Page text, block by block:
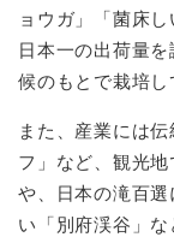
ョウガ」「菌床
日本一の出荷量
候のもとで栽培し
また、産業には
フ」など、観光地
や、日本の滝百
い「別府渓谷」